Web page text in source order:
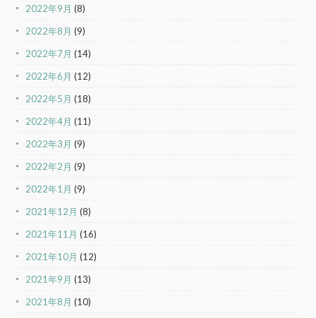
2022年9月 (8)
2022年8月 (9)
2022年7月 (14)
2022年6月 (12)
2022年5月 (18)
2022年4月 (11)
2022年3月 (9)
2022年2月 (9)
2022年1月 (9)
2021年12月 (8)
2021年11月 (16)
2021年10月 (12)
2021年9月 (13)
2021年8月 (10)